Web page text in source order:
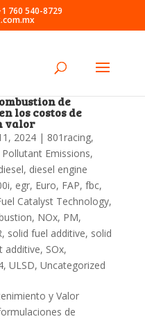
760 540-8729
de
los costos de
valor
2024| 801racing,
Pollutant Emissions,
, diesel engine
, egr, Euro, FAP, fbc,
Catalyst Technology,
, NOx, PM,
, solid fuel additive, solid
additive, SOx,
, ULSD, Uncategorized
y Valor
de